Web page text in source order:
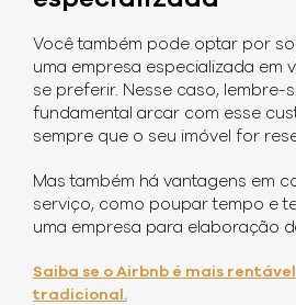
Você também pode optar por
uma empresa especializada em
se preferir. Nesse caso, lembre-
fundamental arcar com esse
sempre que o seu imóvel for
Mas também há vantagens em
serviço, como poupar tempo e
uma empresa para elaboração
Saiba se o Airbnb é mais
tradicional.